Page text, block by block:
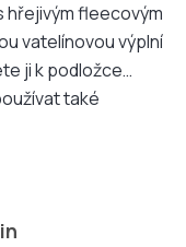
hřejivým fleecovým
vatelínovou výplní
ji k podložce
také